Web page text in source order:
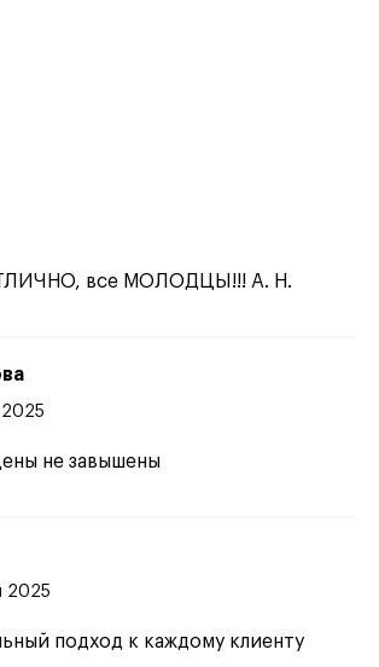
все МОЛОДЦЫ!!! А. Н.
2025
не завышены
2025
подход к каждому клиенту